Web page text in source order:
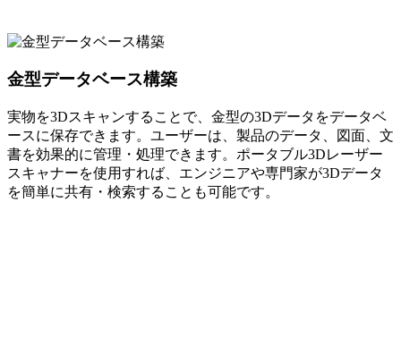
金型データベース構築
実物を3Dスキャンすることで、金型の3Dデータをデータベ
ースに保存できます。ユーザーは、製品のデータ、図面、文
書を効果的に管理・処理できます。ポータブル3Dレーザー
スキャナーを使用すれば、エンジニアや専門家が3Dデータ
を簡単に共有・検索することも可能です。